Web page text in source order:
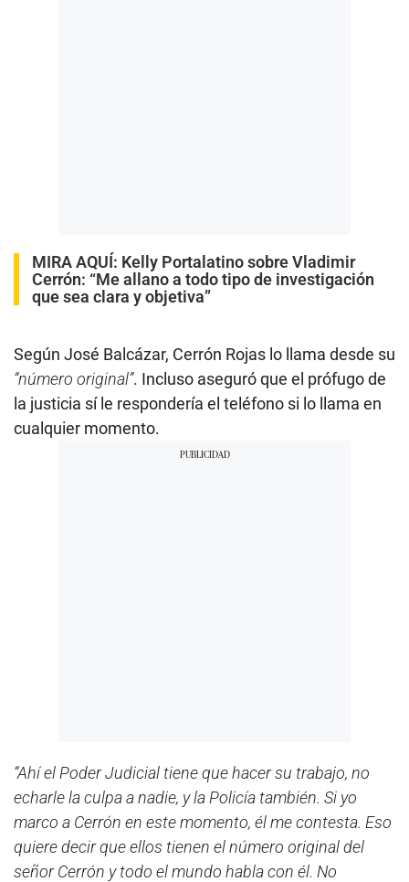
MIRA AQUÍ: Kelly Portalatino sobre Vladimir
Cerrón: “Me allano a todo tipo de investigación
que sea clara y objetiva”
Según José Balcázar, Cerrón Rojas lo llama desde su
“número original”. Incluso aseguró que el prófugo de
la justicia sí le respondería el teléfono si lo llama en
cualquier momento.
“Ahí el Poder Judicial tiene que hacer su trabajo, no
echarle la culpa a nadie, y la Policía también. Si yo
marco a Cerrón en este momento, él me contesta. Eso
quiere decir que ellos tienen el número original del
señor Cerrón y todo el mundo habla con él. No